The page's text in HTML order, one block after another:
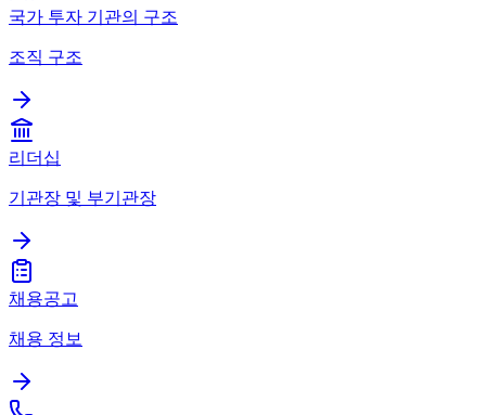
국가 투자 기관의 구조
조직 구조
리더십
기관장 및 부기관장
채용공고
채용 정보